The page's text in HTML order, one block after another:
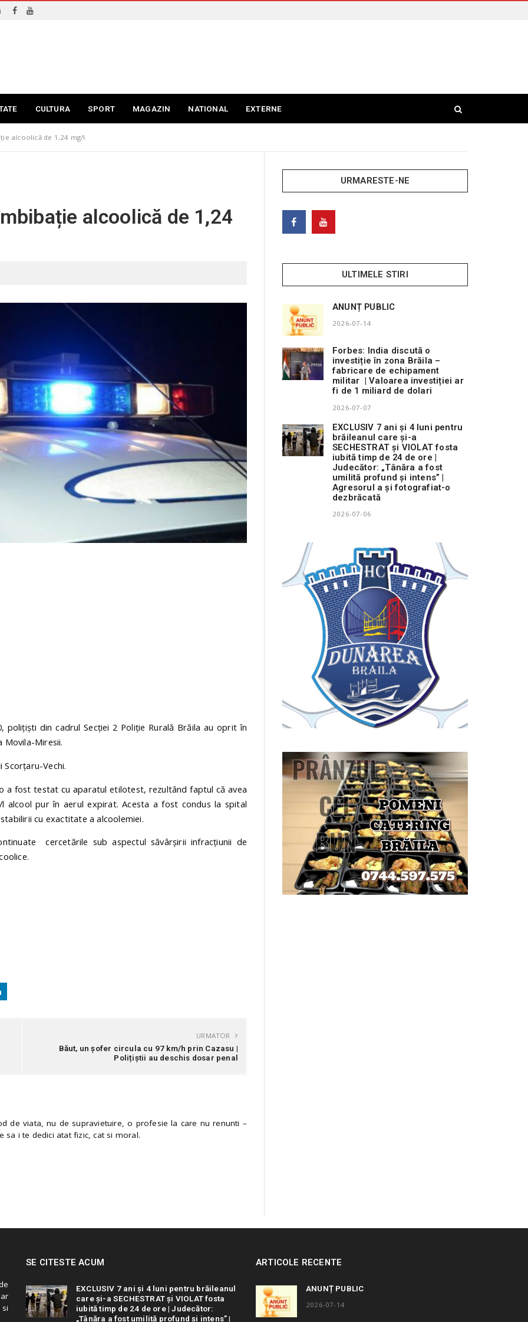
CULTURA SPORT MAGAZIN NATIONAL EXTERNE
alcoolică de 1,24 mg/l
alcoolică de 1,24
, polițiști din cadrulSecției 2 Poliție Rurală Brăila au oprit în
Movila-Miresii.
Scorțaru-Vechi.
a fost testat cu aparatul etilotest, rezultând faptul că avea
l alcool pur în aerul expirat. Acesta a fost condus la spital
cu exactitate a alcoolemiei.
cercetările sub aspectul săvârșirii infracțiunii de
URMATOR
Băut, un șofer circula cu 97 km/h prin Cazasu |
Polițiștii au deschis dosar penal
de viata, nu de supravietuire, o profesie la care nu renunti –
sa i te dedici atat fizic, cat si moral.
URMARESTE-NE
ULTIMELE STIRI
ANUNȚ PUBLIC
2026-07-14
Forbes: India discută o
investiție în zona Brăila –
fabricare de echipament
militar | Valoarea investiției ar
fi de 1 miliard de dolari
2026-07-07
EXCLUSIV 7 ani și 4 luni pentru
brăileanul care și-a
SECHESTRAT și VIOLAT fosta
iubită timp de 24 de ore |
Judecător: „Tânăra a fost
umilită profund și intens” |
Agresorul a și fotografiat-o
dezbrăcată
2026-07-06
SE CITESTE ACUM
EXCLUSIV 7 ani și 4 luni pentru brăileanul
care și-a SECHESTRAT și VIOLAT fosta
iubită timp de 24 de ore | Judecător:
„Tânăra a fost umilită profund și intens” |
ARTICOLE RECENTE
ANUNȚ PUBLIC
2026-07-14